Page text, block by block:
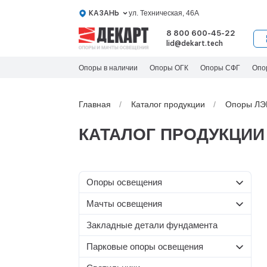
КАЗАНЬ ул. Техническая, 46А
8 800 600-45-22
lid@dekart.tech
Опоры в наличии Опоры ОГК Опоры СФГ
Главная Каталог продукции Опоры
КАТАЛОГ ПРОДУКЦИИ
Oпоры oсвeщения
Силовые опоры освещения
Граненые силовые опоры
МС
Круглоконические силовые
опоры
Несиловые опоры
освещения
Несиловые граненые опоры
Складывающиеся опоры
Мачты освещения
Со стационарной короной
МС-С
МС-Т
Закладные детали фундамента
Парковые опоры освещения